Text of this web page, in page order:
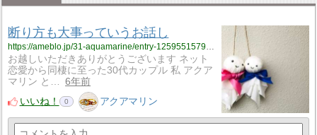
断り方も大事っていうお話し
https://ameblo.jp/31-aquamarine/entry-12595515796.html
お越しいただきありがとうございます ネット
恋愛から同棲に至った30代カップル 私 アクア
マリン と…
6年前
いいね！
0 アクアマリン